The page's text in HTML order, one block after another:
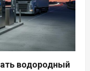
водородный